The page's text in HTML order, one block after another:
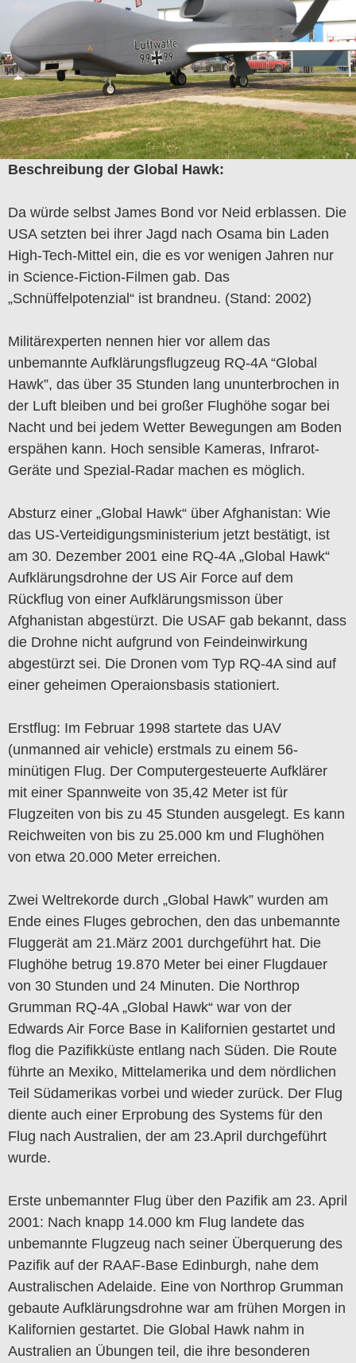
Beschreibung der Global Hawk:
Da würde selbst James Bond vor Neid erblassen. Die
USA setzten bei ihrer Jagd nach Osama bin Laden
High-Tech-Mittel ein, die es vor wenigen Jahren nur
in Science-Fiction-Filmen gab. Das
„Schnüffelpotenzial“ ist brandneu. (Stand: 2002)
Militärexperten nennen hier vor allem das
unbemannte Aufklärungsflugzeug RQ-4A “Global
Hawk”, das über 35 Stunden lang ununterbrochen in
der Luft bleiben und bei großer Flughöhe sogar bei
Nacht und bei jedem Wetter Bewegungen am Boden
erspähen kann. Hoch sensible Kameras, Infrarot-
Geräte und Spezial-Radar machen es möglich.
Absturz einer „Global Hawk“ über Afghanistan: Wie
das US-Verteidigungsministerium jetzt bestätigt, ist
am 30. Dezember 2001 eine RQ-4A „Global Hawk“
Aufklärungsdrohne der US Air Force auf dem
Rückflug von einer Aufklärungsmisson über
Afghanistan abgestürzt. Die USAF gab bekannt, dass
die Drohne nicht aufgrund von Feindeinwirkung
abgestürzt sei. Die Dronen vom Typ RQ-4A sind auf
einer geheimen Operaionsbasis stationiert.
Erstflug: Im Februar 1998 startete das UAV
(unmanned air vehicle) erstmals zu einem 56-
minütigen Flug. Der Computergesteuerte Aufklärer
mit einer Spannweite von 35,42 Meter ist für
Flugzeiten von bis zu 45 Stunden ausgelegt. Es kann
Reichweiten von bis zu 25.000 km und Flughöhen
von etwa 20.000 Meter erreichen.
Zwei Weltrekorde durch „Global Hawk” wurden am
Ende eines Fluges gebrochen, den das unbemannte
Fluggerät am 21.März 2001 durchgeführt hat. Die
Flughöhe betrug 19.870 Meter bei einer Flugdauer
von 30 Stunden und 24 Minuten. Die Northrop
Grumman RQ-4A „Global Hawk“ war von der
Edwards Air Force Base in Kalifornien gestartet und
flog die Pazifikküste entlang nach Süden. Die Route
führte an Mexiko, Mittelamerika und dem nördlichen
Teil Südamerikas vorbei und wieder zurück. Der Flug
diente auch einer Erprobung des Systems für den
Flug nach Australien, der am 23.April durchgeführt
wurde.
Erste unbemannter Flug über den Pazifik am 23. April
2001: Nach knapp 14.000 km Flug landete das
unbemannte Flugzeug nach seiner Überquerung des
Pazifik auf der RAAF-Base Edinburgh, nahe dem
Australischen Adelaide. Eine von Northrop Grumman
gebaute Aufklärungsdrohne war am frühen Morgen in
Kalifornien gestartet. Die Global Hawk nahm in
Australien an Übungen teil, die ihre besonderen